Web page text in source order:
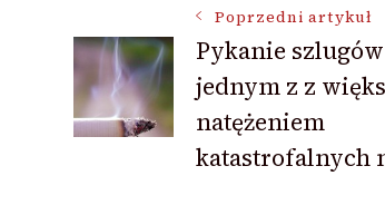
Nawigacja
wpisu
Poprzedni artykuł
Pykanie
jednym z z
natężeniem
katastrofalnych